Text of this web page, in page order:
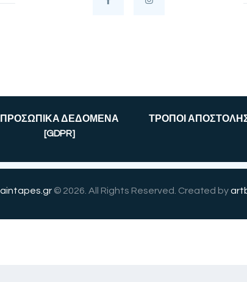
ΠΡΟΣΩΠΙΚΑ ΔΕΔΟΜΕΝΑ
[GDPR]
ΤΡΟΠΟΙ
© 2026. All Rights Reserved. Created by